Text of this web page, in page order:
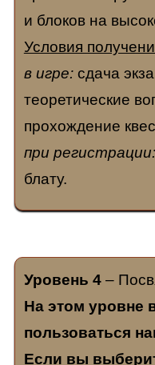
и блоков на
Условия
в игре:сдача
теоретические
прохождение
при
блату.
Уровень 4–
На этом уровне
пользоваться
Если вы